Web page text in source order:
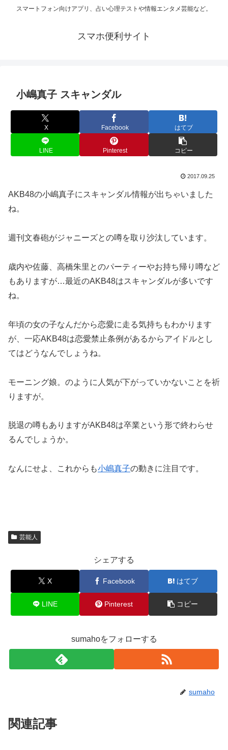
スマートフォン向けアプリ、占い心理テストや情報エンタメ芸能など。
スマホ便利サイト
小嶋真子 スキャンダル
X Facebook はてブ
LINE Pinterest コピー
2017.09.25
AKB48の小嶋真子にスキャンダル情報が出ちゃいました
ね。
週刊文春砲がジャニーズとの噂を取り沙汰しています。
歳内や佐藤、高橋朱里とのパーティーやお持ち帰り噂など
もありますが…最近のAKB48はスキャンダルが多いです
ね。
年頃の女の子なんだから恋愛に走る気持ちもわかります
が、一応AKB48は恋愛禁止条例があるからアイドルとし
てはどうなんでしょうね。
モーニング娘。のように人気が下がっていかないことを祈
りますが。
脱退の噂もありますがAKB48は卒業という形で終わらせ
るんでしょうか。
なんにせよ、これからも小嶋真子の動きに注目です。
芸能人
シェアする
X Facebook はてブ
LINE Pinterest コピー
sumahoをフォローする
sumaho
関連記事